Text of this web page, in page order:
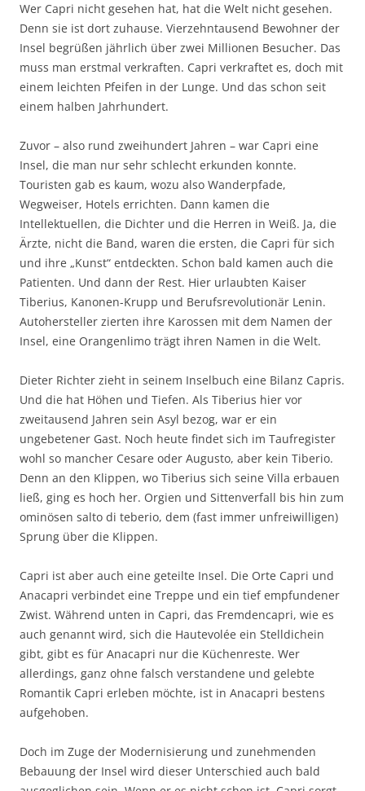
Wer Capri nicht gesehen hat, hat die Welt nicht gesehen.
Denn sie ist dort zuhause. Vierzehntausend Bewohner der
Insel begrüßen jährlich über zwei Millionen Besucher. Das
muss man erstmal verkraften. Capri verkraftet es, doch mit
einem leichten Pfeifen in der Lunge. Und das schon seit
einem halben Jahrhundert.
Zuvor – also rund zweihundert Jahren – war Capri eine
Insel, die man nur sehr schlecht erkunden konnte.
Touristen gab es kaum, wozu also Wanderpfade,
Wegweiser, Hotels errichten. Dann kamen die
Intellektuellen, die Dichter und die Herren in Weiß. Ja, die
Ärzte, nicht die Band, waren die ersten, die Capri für sich
und ihre „Kunst“ entdeckten. Schon bald kamen auch die
Patienten. Und dann der Rest. Hier urlaubten Kaiser
Tiberius, Kanonen-Krupp und Berufsrevolutionär Lenin.
Autohersteller zierten ihre Karossen mit dem Namen der
Insel, eine Orangenlimo trägt ihren Namen in die Welt.
Dieter Richter zieht in seinem Inselbuch eine Bilanz Capris.
Und die hat Höhen und Tiefen. Als Tiberius hier vor
zweitausend Jahren sein Asyl bezog, war er ein
ungebetener Gast. Noch heute findet sich im Taufregister
wohl so mancher Cesare oder Augusto, aber kein Tiberio.
Denn an den Klippen, wo Tiberius sich seine Villa erbauen
ließ, ging es hoch her. Orgien und Sittenverfall bis hin zum
ominösen salto di teberio, dem (fast immer unfreiwilligen)
Sprung über die Klippen.
Capri ist aber auch eine geteilte Insel. Die Orte Capri und
Anacapri verbindet eine Treppe und ein tief empfundener
Zwist. Während unten in Capri, das Fremdencapri, wie es
auch genannt wird, sich die Hautevolée ein Stelldichein
gibt, gibt es für Anacapri nur die Küchenreste. Wer
allerdings, ganz ohne falsch verstandene und gelebte
Romantik Capri erleben möchte, ist in Anacapri bestens
aufgehoben.
Doch im Zuge der Modernisierung und zunehmenden
Bebauung der Insel wird dieser Unterschied auch bald